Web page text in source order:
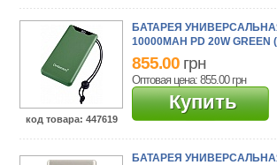
код товара: 447619
БАТАРЕЯ УНИВЕРСАЛЬНАЯ
10000MAH PD 20W GREEN
855.00 грн
Оптовая цена: 855.00 грн
Купить
БАТАРЕЯ